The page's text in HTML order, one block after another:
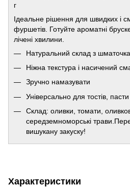
г
Ідеальне рішення для швидких і
фуршетів. Готуйте ароматні
лічені хвилини.
Натуральний склад з
Ніжна текстура і насичений
Зручно намазувати
Універсально для тостів,
Склад: оливки, томати,
середземноморські
вишукану закуску!
Характеристики